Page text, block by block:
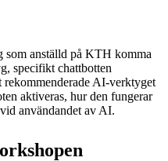
som anställd på KTH komma
specifikt chattbotten
AI-verktyget
aktiveras, hur den fungerar
användandet av AI.